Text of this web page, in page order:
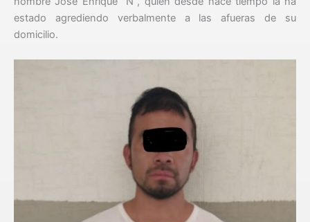
estado agrediendo verbalmente a las afueras de su
domicilio.